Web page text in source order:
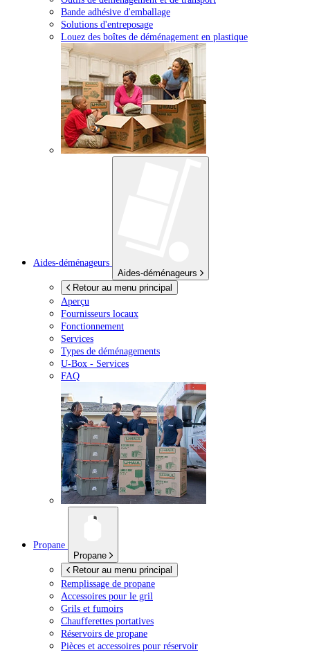
Bande adhésive d'emballage
Solutions d'entreposage
Louez des boîtes de déménagement en plastique
Aides-déménageurs
Aides-déménageurs
Retour au menu principal
Aperçu
Fournisseurs locaux
Fonctionnement
Services
Types de déménagements
U-Box - Services
FAQ
Propane
Propane
Retour au menu principal
Remplissage de propane
Accessoires pour le gril
Grils et fumoirs
Chaufferettes portatives
Réservoirs de propane
Pièces et accessoires pour réservoir